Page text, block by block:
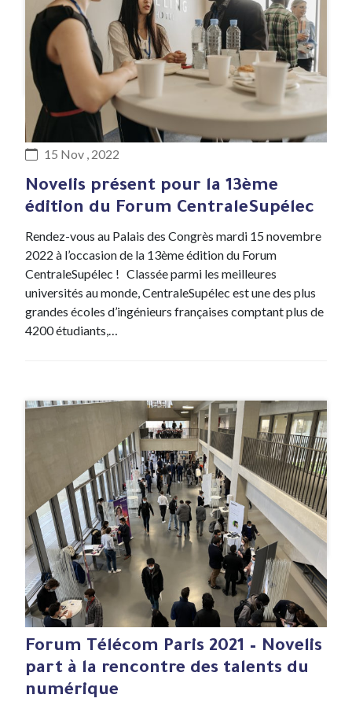
#Evenement
15 Nov , 2022
Novelis présent pour la 13ème
édition du Forum CentraleSupélec
Rendez-vous au Palais des Congrès mardi 15 novembre
2022 à l’occasion de la 13ème édition du Forum
CentraleSupélec ! Classée parmi les meilleures
universités au monde, CentraleSupélec est une des plus
grandes écoles d’ingénieurs françaises comptant plus de
4200 étudiants,…
#Evenement
2 Dec , 2021
Forum Télécom Paris 2021 – Novelis
part à la rencontre des talents du
numérique